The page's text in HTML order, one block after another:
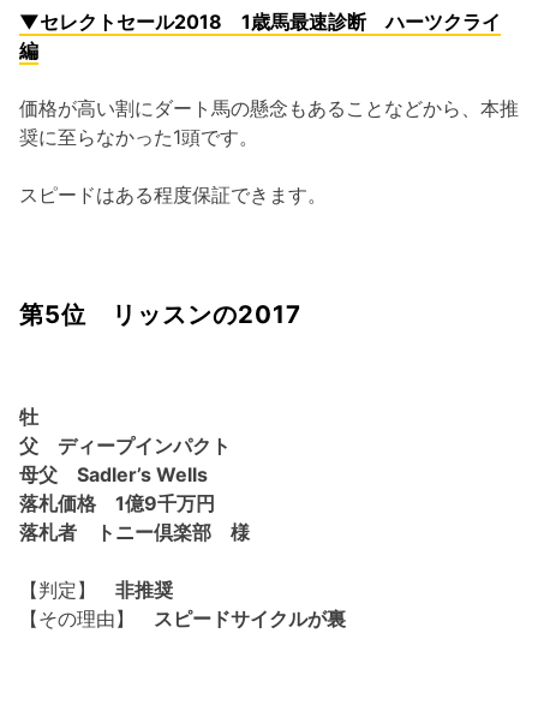
▼セレクトセール2018 1歳馬最速診断 ハーツクライ
編
価格が高い割にダート馬の懸念もあることなどから、本推
奨に至らなかった1頭です。
スピードはある程度保証できます。
第5位 リッスンの2017
牡
父 ディープインパクト
母父 Sadler’s Wells
落札価格 1億9千万円
落札者 トニー倶楽部 様
【判定】 非推奨
【その理由】 スピードサイクルが裏